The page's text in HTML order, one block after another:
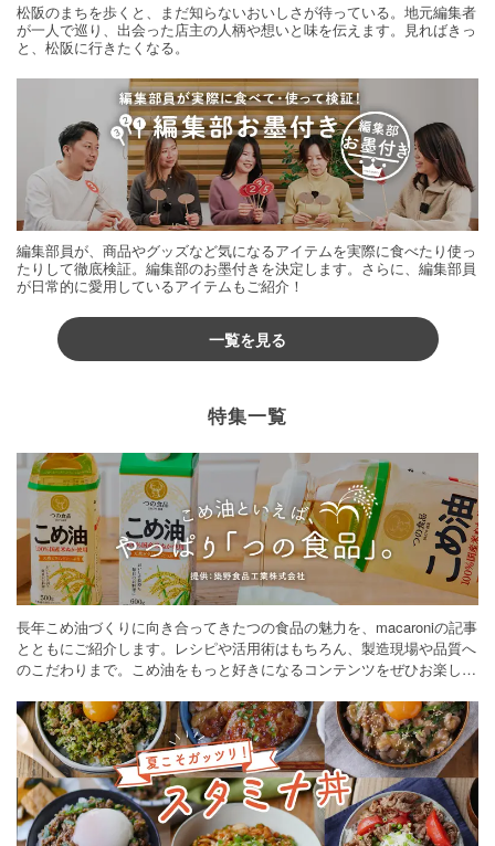
松阪のまちを歩くと、まだ知らないおいしさが待っている。地元編集者
が一人で巡り、出会った店主の人柄や想いと味を伝えます。見ればきっ
と、松阪に行きたくなる。
編集部員が、商品やグッズなど気になるアイテムを実際に食べたり使っ
たりして徹底検証。編集部のお墨付きを決定します。さらに、編集部員
が日常的に愛用しているアイテムもご紹介！
一覧を見る
特集一覧
長年こめ油づくりに向き合ってきたつの食品の魅力を、macaroniの記事
とともにご紹介します。レシピや活用術はもちろん、製造現場や品質へ
のこだわりまで。こめ油をもっと好きになるコンテンツをぜひお楽しみ